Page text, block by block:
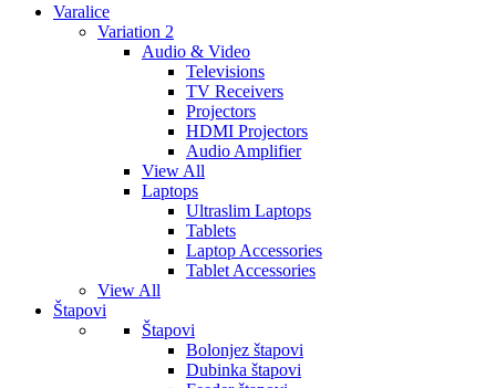
Varalice
Variation 2
Audio & Video
Televisions
TV Receivers
Projectors
HDMI Projectors
Audio Amplifier
View All
Laptops
Ultraslim Laptops
Tablets
Laptop Accessories
Tablet Accessories
View All
Štapovi
Štapovi
Bolonjez štapovi
Dubinka štapovi